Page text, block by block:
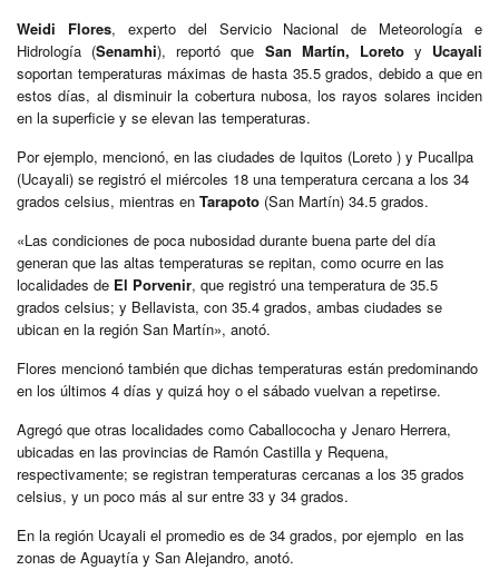
Weidi Flores, experto del Servicio Nacional de Meteorología e
Hidrología (Senamhi), reportó que San Martín, Loreto y Ucayali
soportan temperaturas máximas de hasta 35.5 grados, debido a que en
estos días, al disminuir la cobertura nubosa, los rayos solares inciden
en la superficie y se elevan las temperaturas.
Por ejemplo, mencionó, en las ciudades de Iquitos (Loreto ) y Pucallpa
(Ucayali) se registró el miércoles 18 una temperatura cercana a los 34
grados celsius, mientras en Tarapoto (San Martín) 34.5 grados.
«Las condiciones de poca nubosidad durante buena parte del día
generan que las altas temperaturas se repitan, como ocurre en las
localidades de El Porvenir, que registró una temperatura de 35.5
grados celsius; y Bellavista, con 35.4 grados, ambas ciudades se
ubican en la región San Martín», anotó.
Flores mencionó también que dichas temperaturas están predominando
en los últimos 4 días y quizá hoy o el sábado vuelvan a repetirse.
Agregó que otras localidades como Caballococha y Jenaro Herrera,
ubicadas en las provincias de Ramón Castilla y Requena,
respectivamente; se registran temperaturas cercanas a los 35 grados
celsius, y un poco más al sur entre 33 y 34 grados.
En la región Ucayali el promedio es de 34 grados, por ejemplo en las
zonas de Aguaytía y San Alejandro, anotó.